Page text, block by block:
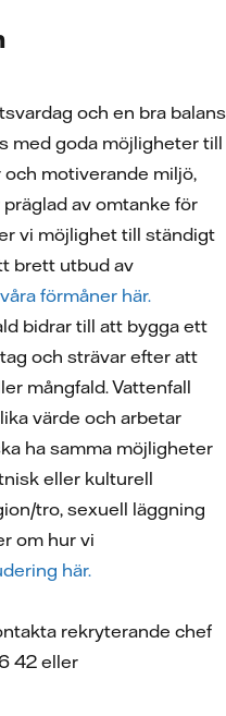
och en bra balans
med goda möjligheter till
och motiverande miljö,
av omtanke för
vi möjlighet till ständigt
brett utbud av
våra förmåner här.
bidrar till att bygga ett
och strävar efter att
mångfald. Vattenfall
värde och arbetar
ha samma möjligheter
eller kulturell
tro, sexuell läggning
om hur vi
här.
rekryterande chef
42 eller